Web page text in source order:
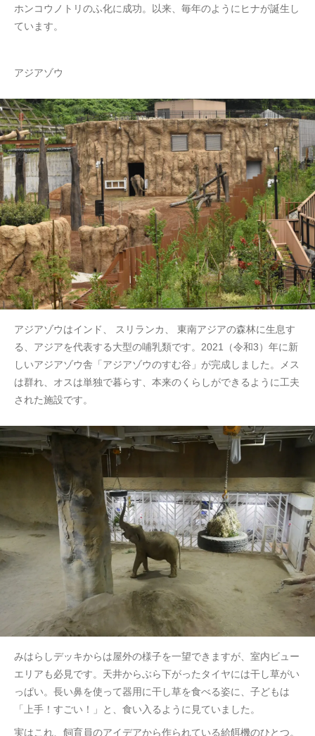
ホンコウノトリのふ化に成功。以来、毎年のようにヒナが誕生し
ています。
アジアゾウ
アジアゾウはインド、 スリランカ、 東南アジアの森林に生息す
る、アジアを代表する大型の哺乳類です。2021（令和3）年に新
しいアジアゾウ舎「アジアゾウのすむ谷」が完成しました。メス
は群れ、オスは単独で暮らす、本来のくらしができるように工夫
された施設です。
みはらしデッキからは屋外の様子を一望できますが、室内ビュー
エリアも必見です。天井からぶら下がったタイヤには干し草がい
っぱい。長い鼻を使って器用に干し草を食べる姿に、子どもは
「上手！すごい！」と、食い入るように見ていました。
実はこれ、飼育員のアイデアから作られている給餌機のひとつ。